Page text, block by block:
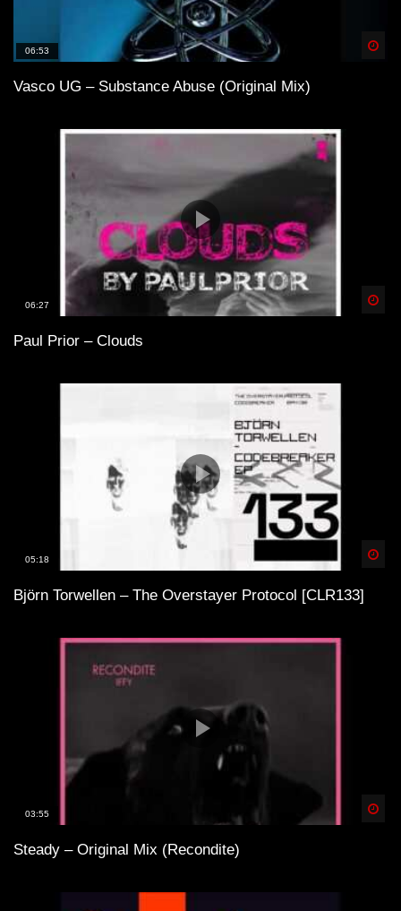
06:53
Vasco UG – Substance Abuse (Original Mix)
06:27
Paul Prior – Clouds
05:18
Björn Torwellen – The Overstayer Protocol [CLR133]
03:55
Steady – Original Mix (Recondite)